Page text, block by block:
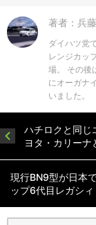
著者：兵
ダイハツ党
レンジカッ
場。 その後
にオーガナ
いました。
ハチロクと同じ
ヨタ・カリーナ
現行BN9型が日本
ップ6代目レガシィ